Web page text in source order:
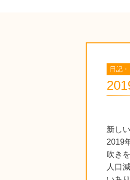
日記
新し
2019
吹き
人口